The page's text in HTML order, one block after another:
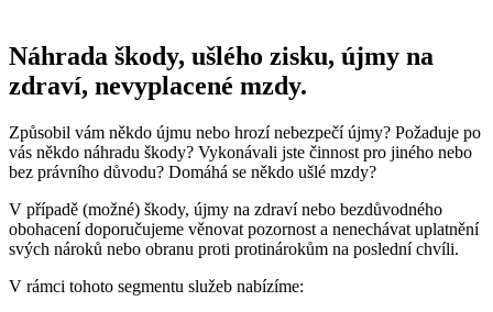
Náhrada škody, ušlého zisku, újmy na
zdraví, nevyplacené mzdy.
Způsobil vám někdo újmu nebo hrozí nebezpečí újmy? Požaduje po
vás někdo náhradu škody? Vykonávali jste činnost pro jiného nebo
bez právního důvodu? Domáhá se někdo ušlé mzdy?
V případě (možné) škody, újmy na zdraví nebo bezdůvodného
obohacení doporučujeme věnovat pozornost a nenechávat uplatnění
svých nároků nebo obranu proti protinárokům na poslední chvíli.
V rámci tohoto segmentu služeb nabízíme: